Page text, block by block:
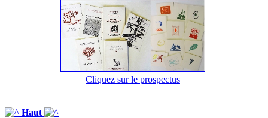
Cliquez sur le prospectus
Haut